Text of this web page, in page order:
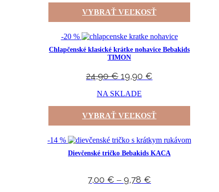
VYBRAŤ VEĽKOSŤ
-20 %
Chlapčenské klasické krátke nohavice Bebakids
TIMON
24,90€ 19,90 €
NA SKLADE
VYBRAŤ VEĽKOSŤ
-14 %
Dievčenské tričko Bebakids KACA
7,00 € – 9,78 €